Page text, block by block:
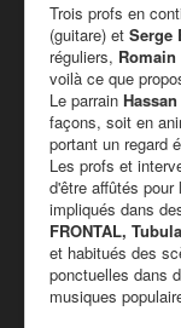
Trois profs en
(guitare) et Serge
réguliers,
voilà ce que
Le parrain
façons, soit en
portant un regard
Les profs et
d'être affûtés
impliqués dans
FRONTAL,
et habitués des
ponctuelles dans
musiques